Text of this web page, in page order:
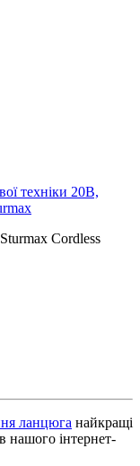
техніки 20В,
Cordless
ланцюга найкращі
нашого інтернет-